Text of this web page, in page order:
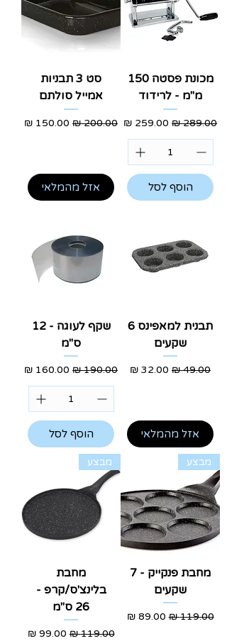
מכונת פסטה 150
מ"מ - לרידוד
מחיר רגיל מחיר מבצע
הוסף לסל
סט 3 תבניות
אמייל סולתם
מחיר רגיל מחיר מבצע
אזל מהמלאי
תבנית למאפינס 6
שקעים
מחיר רגיל מחיר מבצע
אזל מהמלאי
שקף לעוגה - 12
ס"מ
מחיר רגיל מחיר מבצע
הוסף לסל
מבצע
מחבת פנקייק - 7
שקעים
מחיר רגיל‏119.00 ‏₪ מחיר מבצע
מבצע
מחבת
בלינצ'ס/קרפ -
26 ס"מ
מחיר רגיל‏119.00 ‏₪ מחיר מבצע